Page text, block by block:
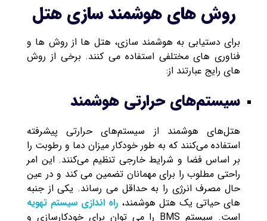
روش های هوشمند سازی هتل
برای دستیابی به هوشمند سازی، هتل ها از روش ها و
فناوری های مختلفی استفاده می کنند. برخی از روش
های رایج عبارتند از:
سیستم‌های حرارتی هوشمند
هتل‌های هوشمند از سیستم‌های حرارتی پیشرفته
استفاده می‌کنند که به طور خودکار میزان دما و رطوبت را
بر اساس فضا و شرایط خارجی تنظیم می‌کنند. این امر
راحتی مطلوب را برای مهمانان تضمین می کند و در عین
حال مصرف انرژی را به حداقل می رساند. یکی از جنبه
های حیاتی یک هتل هوشمند، راه اندازی سیستم تهویه
است. سیستم BMS را می توان برای خودکارسازی و